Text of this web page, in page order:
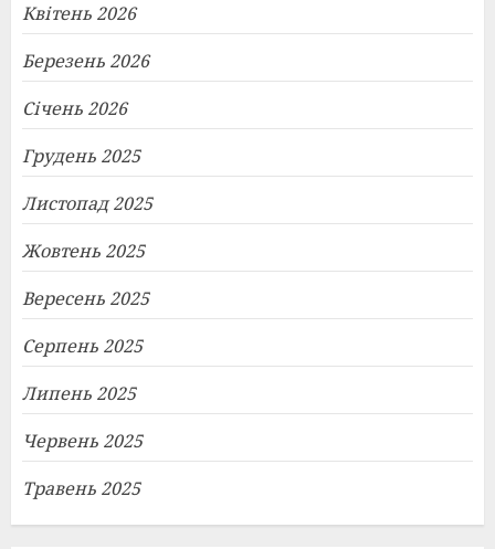
Квітень 2026
Березень 2026
Січень 2026
Грудень 2025
Листопад 2025
Жовтень 2025
Вересень 2025
Серпень 2025
Липень 2025
Червень 2025
Травень 2025